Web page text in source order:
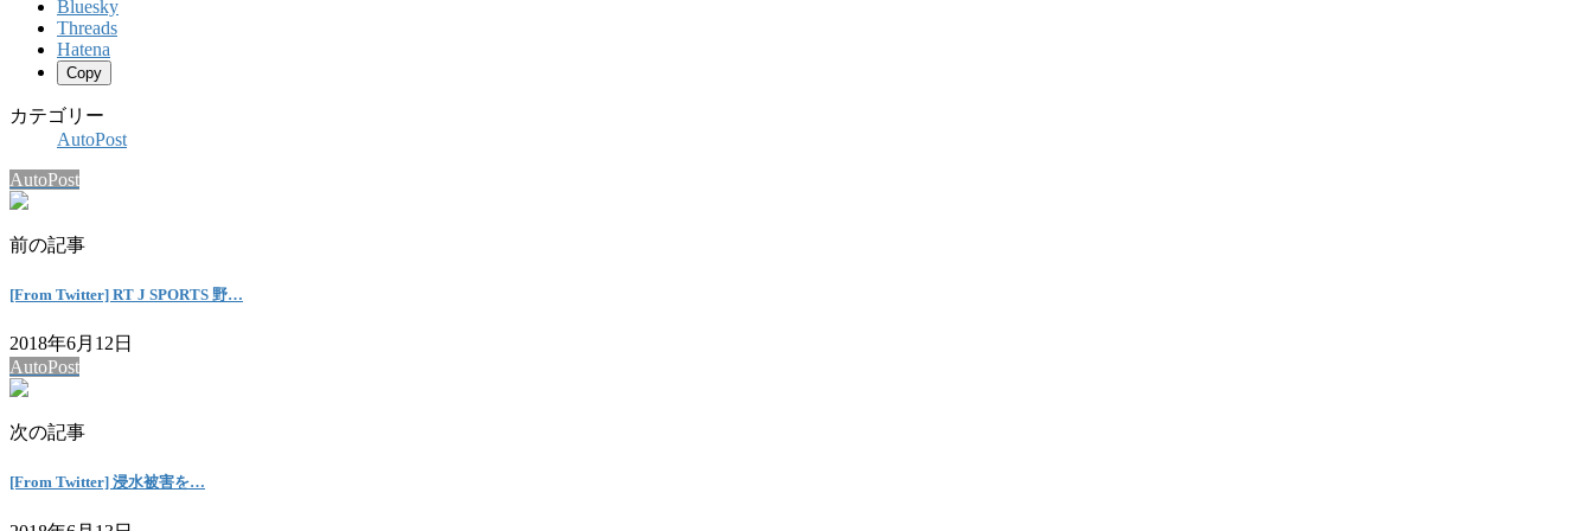
Bluesky
Threads
Hatena
Copy
カテゴリー
AutoPost
AutoPost
前の記事
[From Twitter] RT J SPORTS 野…
2018年6月12日
AutoPost
次の記事
[From Twitter] 浸水被害を…